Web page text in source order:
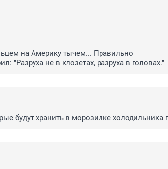
на Америку тычем... Правильно
"Разруха не в клозетах, разруха в головах."
будут хранить в морозилке холодильника